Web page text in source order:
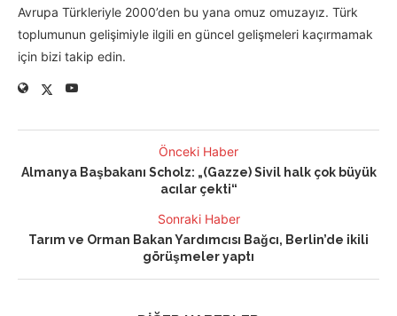
Avrupa Türkleriyle 2000’den bu yana omuz omuzayız. Türk
toplumunun gelişimiyle ilgili en güncel gelişmeleri kaçırmamak
için bizi takip edin.
Önceki Haber
Almanya Başbakanı Scholz: „(Gazze) Sivil halk çok büyük
acılar çekti“
Sonraki Haber
Tarım ve Orman Bakan Yardımcısı Bağcı, Berlin’de ikili
görüşmeler yaptı